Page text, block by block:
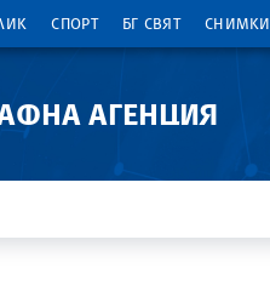
СПОРТ БГ СВЯТ СНИМКИ
АГЕНЦИЯ